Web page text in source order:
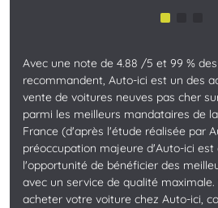
Avec une note de 4.88 /5 et 99 %
recommandent, Auto-ici est un des
vente de voitures neuves pas cher
parmi les meilleurs mandataires de
France (d'après l'étude réalisée par
préoccupation majeure d'Auto-ici
l'opportunité de bénéficier des
avec un service de qualité maximale.
acheter votre voiture chez Auto-ici,